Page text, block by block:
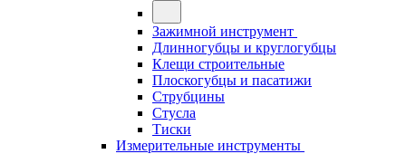
Зажимной инструмент
Длинногубцы и круглогубцы
Клещи строительные
Плоскогубцы и пасатижи
Струбцины
Стусла
Тиски
Измерительные инструменты